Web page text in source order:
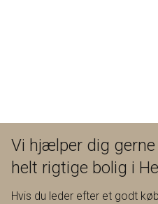
Vi hjælper dig
helt rigtige bolig i
Hvis du leder efter et godt